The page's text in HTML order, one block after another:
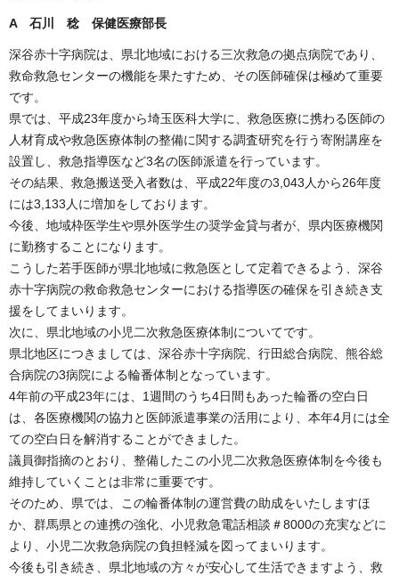
A 石川 稔 保健医療部長
深谷赤十字病院は、県北地域における三次救急の拠点病院であり、
救命救急センターの機能を果たすため、その医師確保は極めて重要
です。
県では、平成23年度から埼玉医科大学に、救急医療に携わる医師の
人材育成や救急医療体制の整備に関する調査研究を行う寄附講座を
設置し、救急指導医など3名の医師派遣を行っています。
その結果、救急搬送受入者数は、平成22年度の3,043人から26年度
には3,133人に増加をしております。
今後、地域枠医学生や県外医学生の奨学金貸与者が、県内医療機関
に勤務することになります。
こうした若手医師が県北地域に救急医として定着できるよう、深谷
赤十字病院の救命救急センターにおける指導医の確保を引き続き支
援をしてまいります。
次に、県北地域の小児二次救急医療体制についてです。
県北地区につきましては、深谷赤十字病院、行田総合病院、熊谷総
合病院の3病院による輪番体制となっています。
4年前の平成23年には、1週間のうち4日間もあった輪番の空白日
は、各医療機関の協力と医師派遣事業の活用により、本年4月には全
ての空白日を解消することができました。
議員御指摘のとおり、整備したこの小児二次救急医療体制を今後も
維持していくことは非常に重要です。
そのため、県では、この輪番体制の運営費の助成をいたしますほ
か、群馬県との連携の強化、小児救急電話相談＃8000の充実などに
より、小児二次救急病院の負担軽減を図ってまいります。
今後も引き続き、県北地域の方々が安心して生活できますよう、救